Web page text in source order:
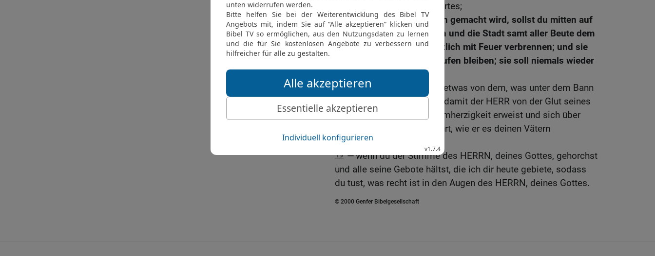
mit der Schärfe des Schwertes;
17 und alle Beute, die darin gemacht wird, sollst du mitten auf
ihrem Marktplatz sammeln und die Stadt samt aller Beute dem
HERRN, deinem Gott, gänzlich mit Feuer verbrennen; und sie
soll ewiglich ein Schutthaufen bleiben; sie soll niemals wieder
18 Und es soll nicht irgendetwas von dem, was unter dem Bann
ist, an deiner Hand haften, damit der HERR von der Glut seines
Zornes ablässt und dir Barmherzigkeit erweist und sich über
dich erbarmt und dich mehrt, wie er es deinen Vätern
geschworen hat
19 — wenn du der Stimme des HERRN, deines Gottes, gehorchst
und alle seine Gebote hältst, die ich dir heute gebiete, sodass
du tust, was recht ist in den Augen des HERRN, deines Gottes.
© 2000 Genfer Bibelgesellschaft